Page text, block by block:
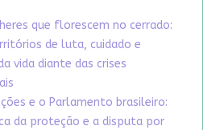
que florescem no cerrado:
de luta, cuidado e
vida diante das crises
e o Parlamento brasileiro:
da proteção e a disputa por